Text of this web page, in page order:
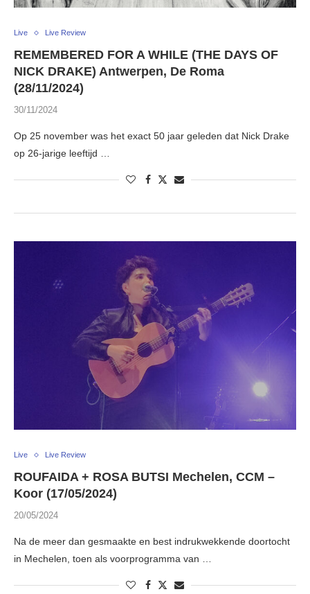
Live Live Review
REMEMBERED FOR A WHILE (THE DAYS OF
NICK DRAKE) Antwerpen, De Roma
(28/11/2024)
30/11/2024
Op 25 november was het exact 50 jaar geleden dat Nick Drake
op 26-jarige leeftijd …
Live Live Review
ROUFAIDA + ROSA BUTSI Mechelen, CCM –
Koor (17/05/2024)
20/05/2024
Na de meer dan gesmaakte en best indrukwekkende doortocht
in Mechelen, toen als voorprogramma van …